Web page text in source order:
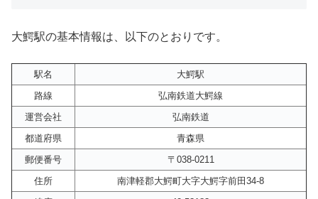
大鰐駅の基本情報は、以下のとおりです。
駅名
大鰐駅
路線
弘南鉄道大鰐線
運営会社
弘南鉄道
都道府県
青森県
郵便番号
〒038-0211
住所
南津軽郡大鰐町大字大鰐字前田34-8